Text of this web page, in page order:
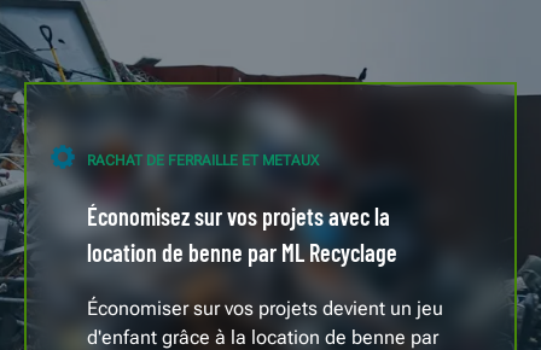
RACHAT DE FERRAILLE ET METAUX
Économisez sur vos projets avec la
location de benne par ML Recyclage
Économiser sur vos projets devient un jeu
d'enfant grâce à la location de benne par